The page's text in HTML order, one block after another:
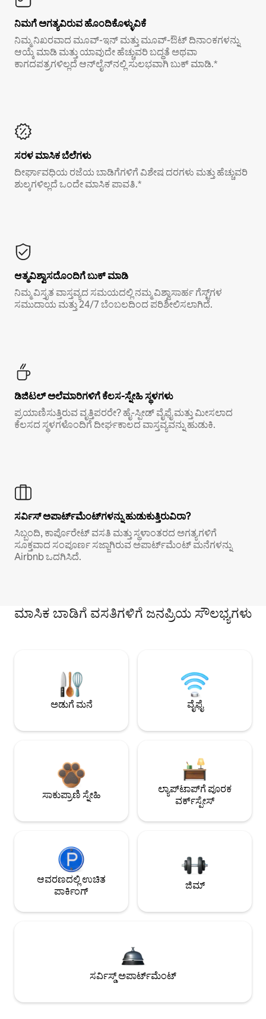
ನಿಮಗೆ ಅಗತ್ಯವಿರುವ ಹೊಂದಿಕೊಳ್ಳುವಿಕೆ
ನಿಮ್ಮ ನಿಖರವಾದ ಮೂವ್-ಇನ್ ಮತ್ತು ಮೂವ್-ಔಟ್ ದಿನಾಂಕಗಳನ್ನು
ಆಯ್ಕೆ ಮಾಡಿ ಮತ್ತು ಯಾವುದೇ ಹೆಚ್ಚುವರಿ ಬದ್ಧತೆ ಅಥವಾ
ಕಾಗದಪತ್ರಗಳಿಲ್ಲದೆ ಆನ್‌ಲೈನ್‌ನಲ್ಲಿ ಸುಲಭವಾಗಿ ಬುಕ್ ಮಾಡಿ.*
ಸರಳ ಮಾಸಿಕ ಬೆಲೆಗಳು
ದೀರ್ಘಾವಧಿಯ ರಜೆಯ ಬಾಡಿಗೆಗಳಿಗೆ ವಿಶೇಷ ದರಗಳು ಮತ್ತು ಹೆಚ್ಚುವರಿ
ಶುಲ್ಕಗಳಿಲ್ಲದೆ ಒಂದೇ ಮಾಸಿಕ ಪಾವತಿ.*
ಆತ್ಮವಿಶ್ವಾಸದೊಂದಿಗೆ ಬುಕ್ ಮಾಡಿ
ನಿಮ್ಮ ವಿಸ್ತೃತ ವಾಸ್ತವ್ಯದ ಸಮಯದಲ್ಲಿ ನಮ್ಮ ವಿಶ್ವಾಸಾರ್ಹ ಗೆಸ್ಟ್‌ಗಳ
ಸಮುದಾಯ ಮತ್ತು 24/7 ಬೆಂಬಲದಿಂದ ಪರಿಶೀಲಿಸಲಾಗಿದೆ.
ಡಿಜಿಟಲ್ ಅಲೆಮಾರಿಗಳಿಗೆ ಕೆಲಸ-ಸ್ನೇಹಿ ಸ್ಥಳಗಳು
ಪ್ರಯಾಣಿಸುತ್ತಿರುವ ವೃತ್ತಿಪರರೇ? ಹೈ-ಸ್ಪೀಡ್ ವೈಫೈ ಮತ್ತು ಮೀಸಲಾದ
ಕೆಲಸದ ಸ್ಥಳಗಳೊಂದಿಗೆ ದೀರ್ಘಕಾಲದ ವಾಸ್ತವ್ಯವನ್ನು ಹುಡುಕಿ.
ಸರ್ವಿಸ್ ಅಪಾರ್ಟ್‌ಮೆಂಟ್‌ಗಳನ್ನು ಹುಡುಕುತ್ತಿರುವಿರಾ?
ಸಿಬ್ಬಂದಿ, ಕಾರ್ಪೊರೇಟ್ ವಸತಿ ಮತ್ತು ಸ್ಥಳಾಂತರದ ಅಗತ್ಯಗಳಿಗೆ
ಸೂಕ್ತವಾದ ಸಂಪೂರ್ಣ ಸಜ್ಜಾಗಿರುವ ಅಪಾರ್ಟ್‌ಮೆಂಟ್ ಮನೆಗಳನ್ನು
Airbnb ಒದಗಿಸಿದೆ.
ಮಾಸಿಕ ಬಾಡಿಗೆ ವಸತಿಗಳಿಗೆ ಜನಪ್ರಿಯ ಸೌಲಭ್ಯಗಳು
ಅಡುಗೆ ಮನೆ ವೈಫೈ
ಸಾಕುಪ್ರಾಣಿ ಸ್ನೇಹಿ
ಲ್ಯಾಪ್‌ಟಾಪ್‌ಗೆ ಪೂರಕ
ವರ್ಕ್‌ಸ್ಪೇಸ್
ಆವರಣದಲ್ಲಿ ಉಚಿತ
ಪಾರ್ಕಿಂಗ್
ಜಿಮ್
ಸರ್ವಿಸ್ಡ್ ಅಪಾರ್ಟ್‌ಮೆಂಟ್